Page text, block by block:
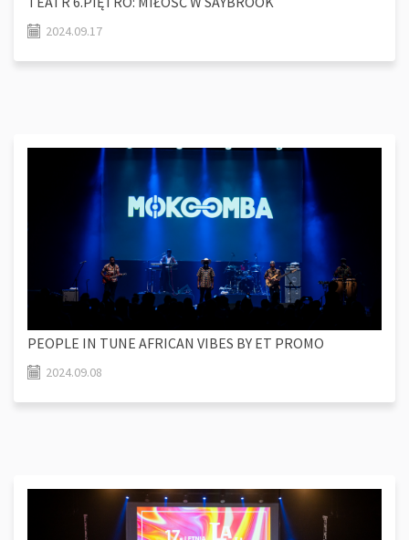
2024.09.17
PEOPLE IN TUNE AFRICAN VIBES BY ET PROMO
2024.09.08